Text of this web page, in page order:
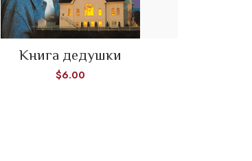
ADD TO CART
Книга дедушки
$6.00